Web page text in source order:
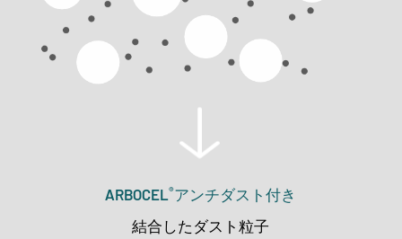
ARBOCEL®アンチダスト付き
結合したダスト粒子